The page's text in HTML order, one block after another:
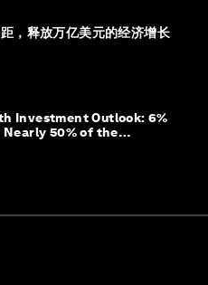
，释放万亿美元的经济增长
Investment Outlook: 6%
50% of the